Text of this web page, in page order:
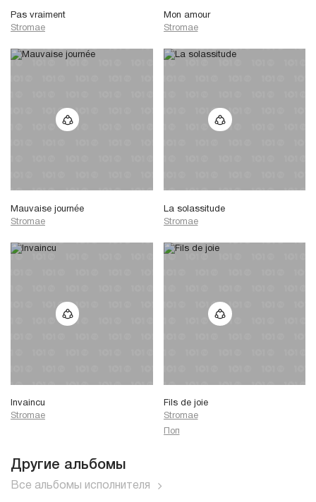
Pas vraiment
Stromae
Mon amour
Stromae
Mauvaise journée
Stromae
La solassitude
Stromae
Invaincu
Stromae
Fils de joie
Stromae
Поп
Другие альбомы
Все альбомы исполнителя